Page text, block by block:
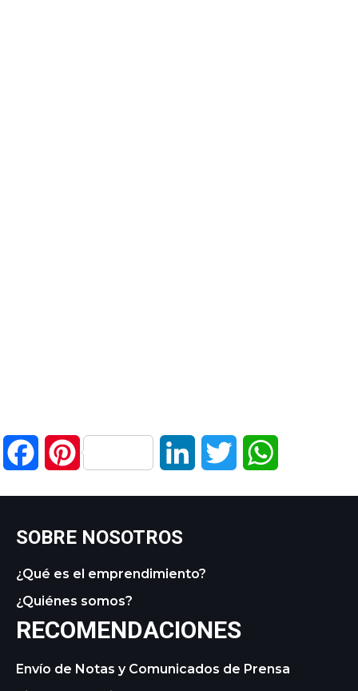
FacebookPinterest LinkedIn Twitter
SOBRE NOSOTROS
¿Qué es el emprendimiento?
¿Quiénes somos?
RECOMENDACIONES
Envío de Notas y Comunicados de Prensa